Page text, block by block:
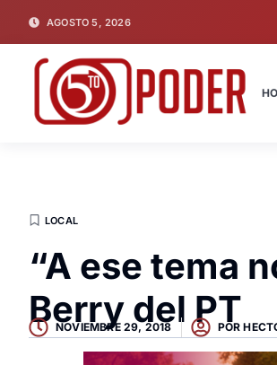
AGOSTO 5, 2026
LOCAL
“A ese tema
Berry del PT
NOVIEMBRE 29, 2018 POR